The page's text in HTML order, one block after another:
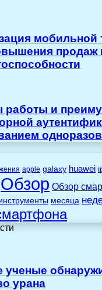
мобильной
продаж
работы и
apple galaxy huawei
Обзор Обзор
месяца
ученые
урана